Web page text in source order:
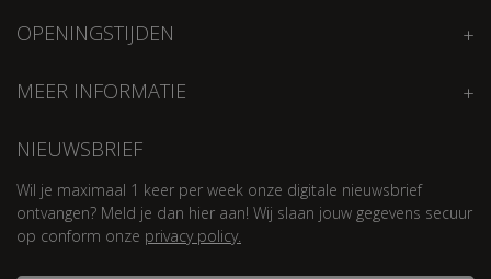
OPENINGSTIJDEN
MEER INFORMATIE
NIEUWSBRIEF
Wil je maximaal 1 keer per week onze digitale nieuwsbrief
ontvangen? Meld je dan hier aan! Wij slaan jouw gegevens secuur
op conform onze privacy policy.